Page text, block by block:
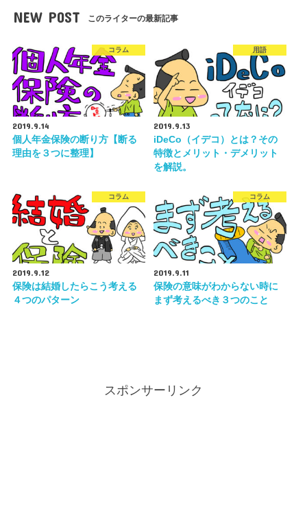
NEW POST このライターの最新記事
コラム
2019.9.14
個人年金保険の断り方【断る
理由を３つに整理】
用語
2019.9.13
iDeCo（イデコ）とは？その
特徴とメリット・デメリット
を解説。
コラム
2019.9.12
保険は結婚したらこう考える
４つのパターン
コラム
2019.9.11
保険の意味がわからない時に
まず考えるべき３つのこと
スポンサーリンク